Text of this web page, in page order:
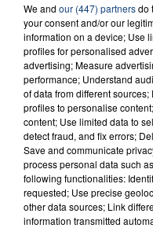
23 juillet 2026
INCENDIE
SON BÉBÉ ENTRE
Un homme s'est
aspergé sa
d'un liquide
We and our (447) partnersdo
your consent and/or our
information on a device; Use
profiles for personalised
advertising; Measure
performance; Understand
of data from different
profiles to personalise
content; Use limited data to
detect fraud, and fix errors;
Save and communicate
process personal data such
following functionalities:
requested; Use precise
other data sources; Link
information transmitted